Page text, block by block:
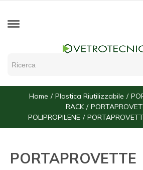
Home Plastica Riutilizzabile
RACK
POLIPROPILENE
PORTAPROVETTE